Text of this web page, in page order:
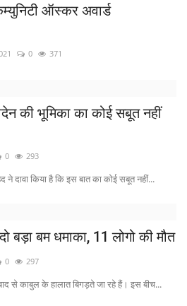
ऑस्कर अवार्ड
0 371
की भूमिका का कोई सबूत नहीं
0 293
ने दावा किया है कि इस बात का कोई सबूत नहीं...
बड़ा बम धमाका, 11 लोगो की मौत
0 297
से काबुल के हालात बिगड़ते जा रहे हैं। इस बीच...